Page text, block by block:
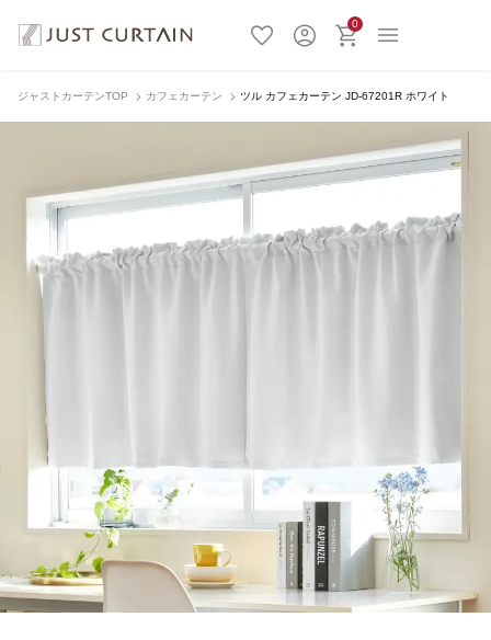
0
ジャストカーテンTOP カフェカーテン ツル カフェカーテン JD-67201R ホワイト